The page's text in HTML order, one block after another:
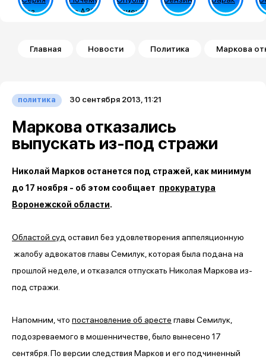
Строка навигации
Главная Новости Политика Маркова
политика 30 сентября 2013, 11:21
Маркова отказались
выпускать из-под стражи
Николай Марков останется под стражей, как минимум
до 17 ноября - об этом сообщает прокуратура
Воронежской области.
Областой суд оставил без удовлетворения аппеляционную
жалобу адвокатов главы Семилук, которая была подана на
прошлой неделе, и отказался отпускать Николая Маркова из-
под стражи.
Напомним, что постановление об аресте главы Семилук,
подозреваемого в мошенничестве, было вынесено 17
сентября. По версии следствия Марков и его подчиненный